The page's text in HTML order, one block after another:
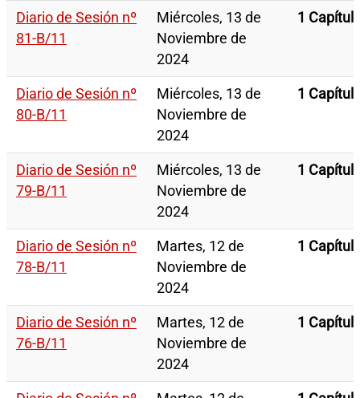
Diario de Sesión nº
81-B/11
Miércoles, 13 de
Noviembre de
2024
1
Diario de Sesión nº
80-B/11
Miércoles, 13 de
Noviembre de
2024
1
Diario de Sesión nº
79-B/11
Miércoles, 13 de
Noviembre de
2024
1
Diario de Sesión nº
78-B/11
Martes, 12 de
Noviembre de
2024
1
Diario de Sesión nº
76-B/11
Martes, 12 de
Noviembre de
2024
1